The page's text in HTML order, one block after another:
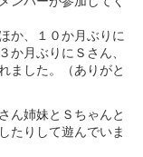
か、１０か月ぶりに
か月ぶりにＳさん、
ました。（ありがと
ん姉妹とＳちゃんと
たりして遊んでいま